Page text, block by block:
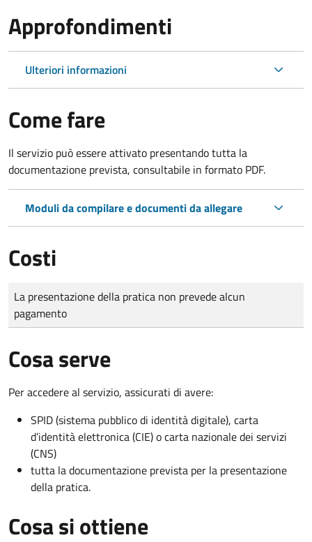
Approfondimenti
Ulteriori informazioni
Come fare
Il servizio può essere attivato presentando tutta la
documentazione prevista, consultabile in formato PDF.
Moduli da compilare e documenti da allegare
Costi
Tipo di pagamento
Importo
La presentazione della pratica non prevede alcun
pagamento
Cosa serve
Per accedere al servizio, assicurati di avere:
SPID (sistema pubblico di identità digitale), carta
d’identità elettronica (CIE) o carta nazionale dei servizi
(CNS)
tutta la documentazione prevista per la presentazione
della pratica.
Cosa si ottiene